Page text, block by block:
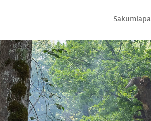
Sākumlapa